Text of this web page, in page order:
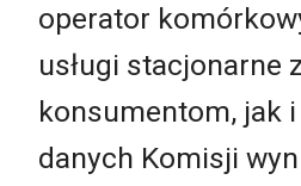
operator
usługi stacjonarne
konsumentom, jak
danych Komisji